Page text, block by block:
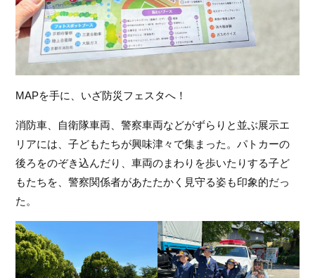
MAPを手に、いざ防災フェスタへ！
消防車、自衛隊車両、警察車両などがずらりと並ぶ展示エ
リアには、子どもたちが興味津々で集まった。パトカーの
後ろをのぞき込んだり、車両のまわりを歩いたりする子ど
もたちを、警察関係者があたたかく見守る姿も印象的だっ
た。